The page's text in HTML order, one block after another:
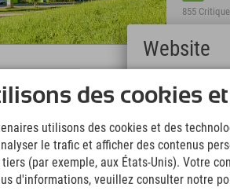
855
› Nesselwang
An der
& täglich
des cookies
utilisons des cookies et des
le trafic et afficher des contenus
(par exemple, aux États-Unis). Votre
d'informations, veuillez consulter notre
Website
Deutsch
(German)
(English)
Italiano
(Italian)
Čeština